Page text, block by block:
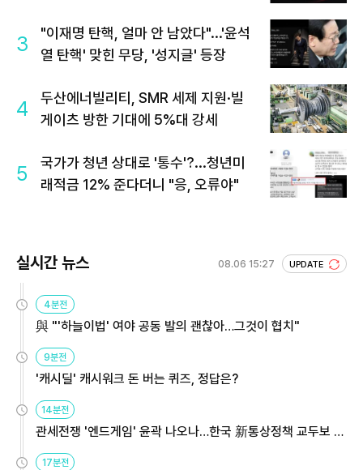
3
"이재명 탄핵, 얼마 안 남았다"...'윤석
열 탄핵' 맞힌 무당, '성지글' 등장
4
두산에너빌리티, SMR 세제 지원·빌
게이츠 방한 기대에 5%대 강세
5
국가가 청년 상대로 '통수'?...청년미
래적금 12% 준다더니 "응, 오류야"
실시간 뉴스 08.06 15:27 UPDATE
4분전
與 "'하늘이법' 여야 공동 발의 괜찮아…그것이 협치"
9분전
'캐시딜' 캐시워크 돈 버는 퀴즈, 정답은?
14분전
관세전쟁 '엔드게임' 윤곽 나오나…한국 新통상정책 교두보 활
용해야
17분전